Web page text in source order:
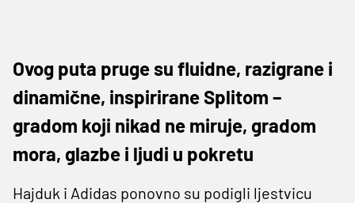
Ovog puta pruge su fluidne, razigrane i
dinamične, inspirirane Splitom –
gradom koji nikad ne miruje, gradom
mora, glazbe i ljudi u pokretu
Hajduk i Adidas ponovno su podigli ljestvicu